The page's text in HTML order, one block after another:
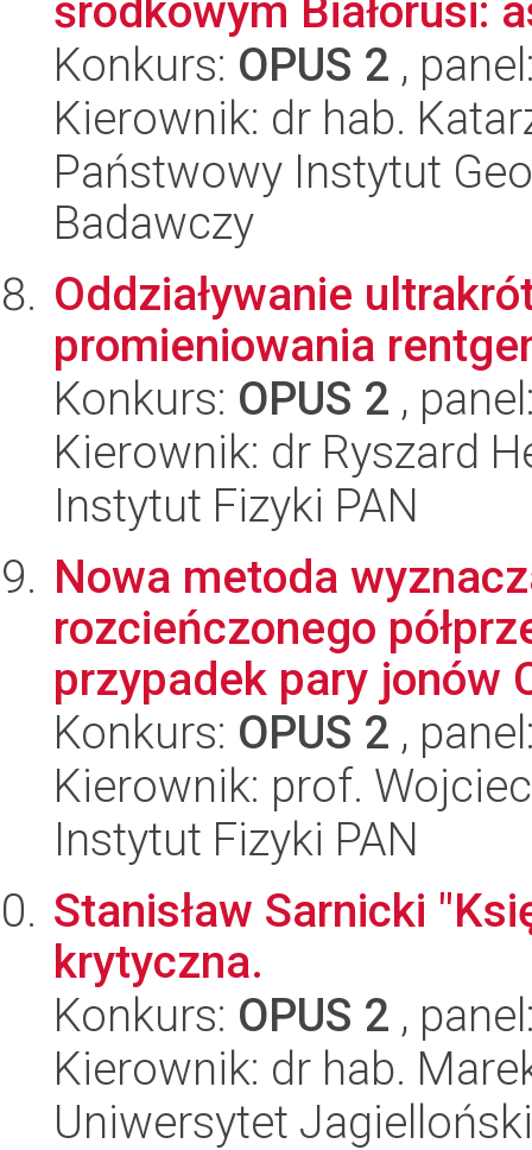
środkowym Białorusi:
Konkurs: OPUS 2 ,
Kierownik: dr hab.
Państwowy Instytut
Badawczy
Oddziaływanie
promieniowania
Konkurs: OPUS 2 ,
Kierownik: dr Ryszard
Instytut Fizyki PAN
Nowa metoda
rozcieńczonego
przypadek pary jonów
Konkurs: OPUS 2 ,
Kierownik: prof.
Instytut Fizyki PAN
Stanisław Sarnicki
krytyczna.
Konkurs: OPUS 2 ,
Kierownik: dr hab.
Uniwersytet